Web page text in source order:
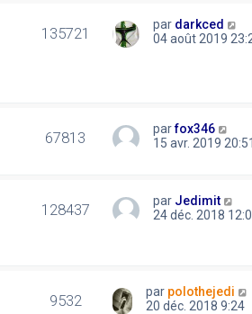
135721 par darkced
04 août 2019
67813 parfox346
15 avr. 2019 20:51
128437 par Jedimit
24 déc. 2018
9532 par polothejedi
20 déc. 2018 9:24